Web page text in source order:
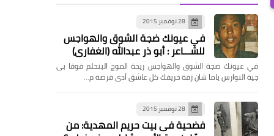
28 نوفمبر 2015
في عيونك ضجة الشوق والهواجس
للشـــاعر : أبو ذر عبدالله (الغفاري)
في عيونك ضجة الشوق والهواجس ريحة الموج البنحلم فوقا بى
جية النوارس ياما شان زفة خريفك كل عاشق أدى فرضة م…
28 نوفمبر 2015
فضحية فى بيت حريم المهدية: من